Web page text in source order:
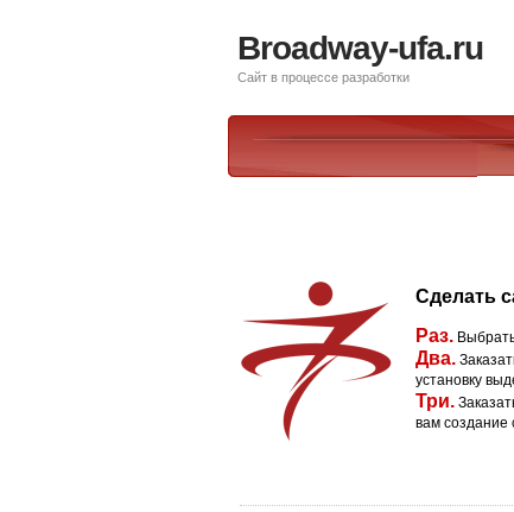
Broadway-ufa.ru
Сайт в процессе разработки
Сделать
Раз.
Два.
установку
Три.
вам создание